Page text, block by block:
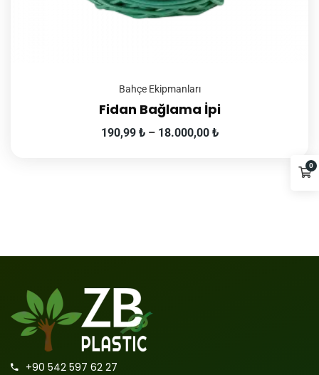
Bahçe Ekipmanları
Fidan Bağlama İpi
190,99 ₺ – 18.000,00 ₺
+90 542 597 62 27
0